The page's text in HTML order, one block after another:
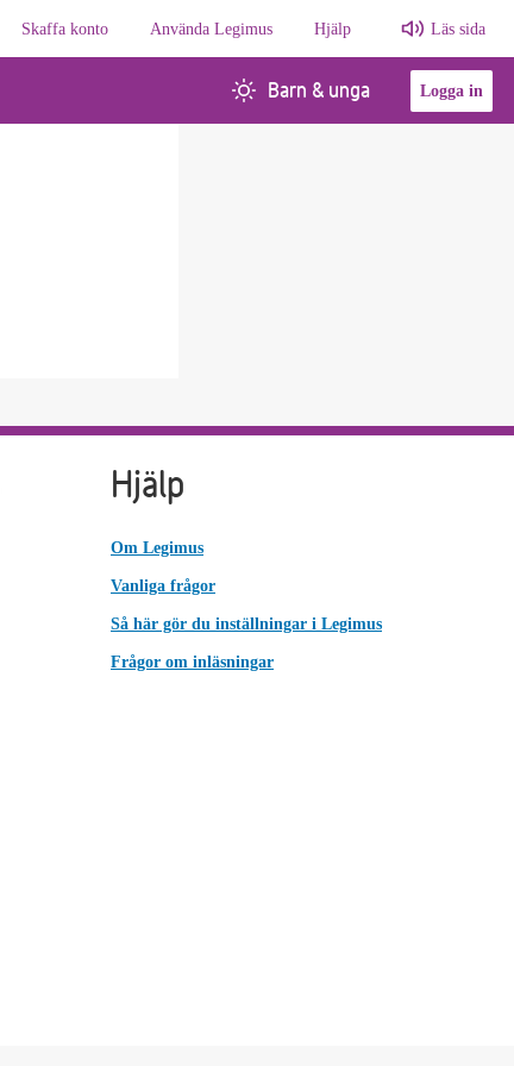
Skaffa konto Använda Legimus Hjälp Läs sida
Barn & unga Logga in
Hjälp
Om Legimus
Vanliga frågor
Så här gör du inställningar i Legimus
Frågor om inläsningar